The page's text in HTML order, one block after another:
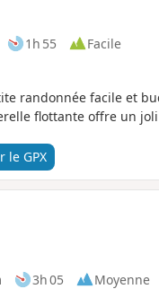
1h 55
Facile
randonnée facile et
flottante offre un
le GPX
3h 05
Moyenne